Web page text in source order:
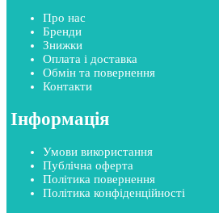
Про нас
Бренди
Знижки
Оплата і доставка
Обмін та повернення
Контакти
Інформація
Умови використання
Публічна оферта
Політика повернення
Політика конфіденційності